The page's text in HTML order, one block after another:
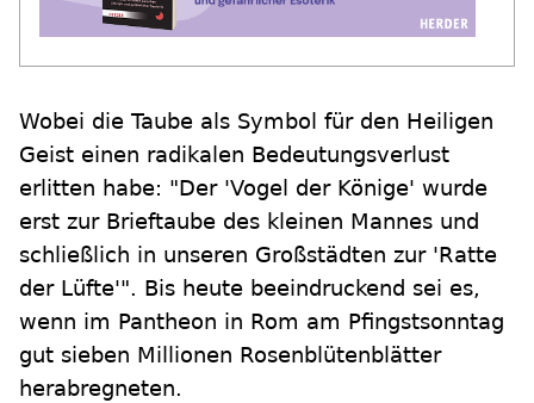
Wobei die Taube als Symbol für den Heiligen
Geist einen radikalen Bedeutungsverlust
erlitten habe: "Der 'Vogel der Könige' wurde
erst zur Brieftaube des kleinen Mannes und
schließlich in unseren Großstädten zur 'Ratte
der Lüfte'". Bis heute beeindruckend sei es,
wenn im Pantheon in Rom am Pfingstsonntag
gut sieben Millionen Rosenblütenblätter
herabregneten.